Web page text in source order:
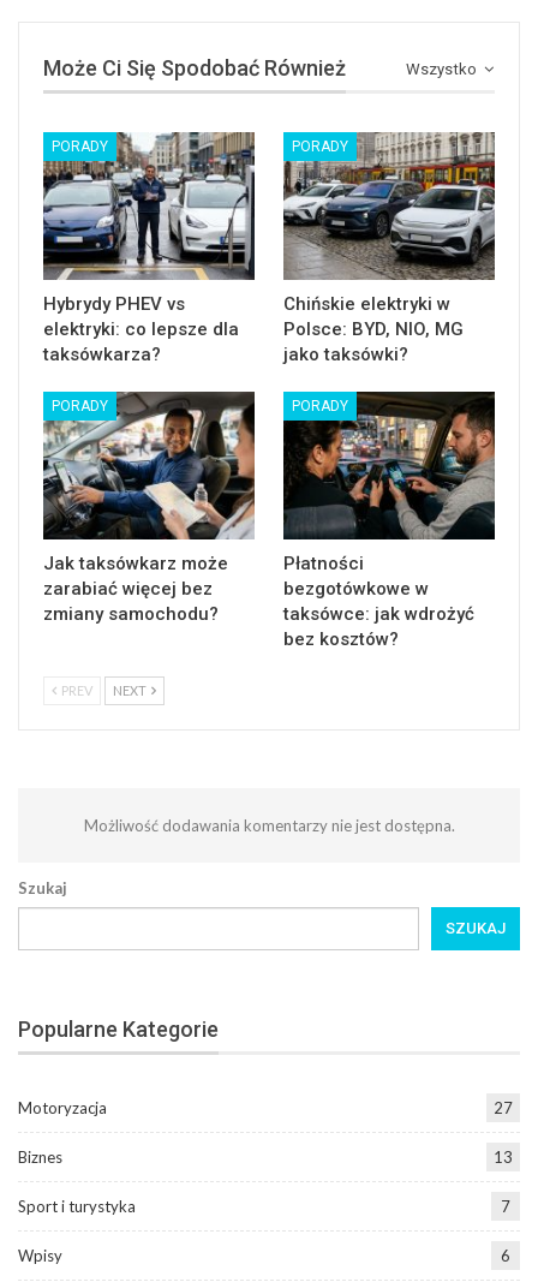
Wszystko
Może Ci Się Spodobać Również
PORADY
Hybrydy PHEV vs
elektryki: co lepsze dla
taksówkarza?
PORADY
Chińskie elektryki w
Polsce: BYD, NIO, MG
jako taksówki?
PORADY
Jak taksówkarz może
zarabiać więcej bez
zmiany samochodu?
PORADY
Płatności
bezgotówkowe w
taksówce: jak wdrożyć
bez kosztów?
PREV NEXT
Możliwość dodawania komentarzy nie jest dostępna.
Szukaj
SZUKAJ
Popularne Kategorie
Motoryzacja 27
Biznes 13
Sport i turystyka 7
Wpisy 6